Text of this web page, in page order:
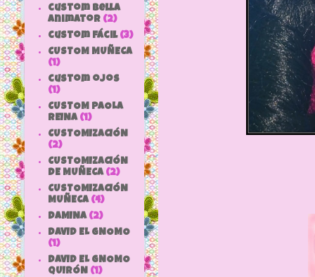
custom bella
animator (2)
custom fácil (3)
CUSTOM MUÑECA
(1)
custom ojos
(1)
CUSTOM PAOLA
REINA (1)
CUSTOMIZACIÓN
(2)
CUSTOMIZACIÓN
DE MUÑECA (2)
CUSTOMIZACIÓN
MUÑECA (4)
DAMINA (2)
DAVID EL GNOMO
(1)
DAVID EL GNOMO
QUIRÓN (1)